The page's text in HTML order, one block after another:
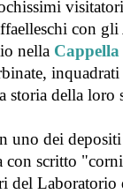
con gli
nella
storia della loro
uno dei
con scritto
del